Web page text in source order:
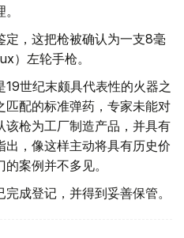
定，这把枪被确认为一支8毫
）左轮手枪。
世纪末颇具代表性的火器之
配的标准弹药，专家未能对
枪为工厂制造产品，并具有
，像这样主动将具有历史价
案例并不多见。
成登记，并得到妥善保管。